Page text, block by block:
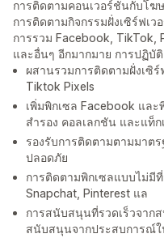
การติดตามคอนเวอร์ชั่นกับโ
การติดตามกิจกรรมฝั่งเซิร์ฟเ
การรวม Facebook, TikTok,
และอื่นๆ อีกมากมาย การปฏิบัติ
ผสานรวมการติดตามฝั่งเซิ
Tiktok Pixels
เพิ่มพิกเซล Facebook แล
สำรอง คอลเลกชัน และแท็กเ
รองรับการติดตามตามมาต
ปลอดภัย
การติดตามพิกเซลแบบไม่มี
Snapchat, Pinterest แล
การสนับสนุนที่รวดเร็วจาก
สนับสนุนจากประสบการณ์ใ